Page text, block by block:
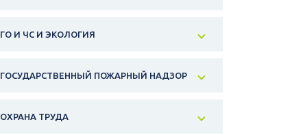
ГО И ЧС И ЭКОЛОГИЯ
ГОСУДАРСТВЕННЫЙ ПОЖАРНЫЙ НАДЗОР
ОХРАНА ТРУДА